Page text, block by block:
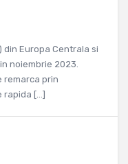
din Europa Centrala si
noiembrie 2023.
remarca prin
rapida […]